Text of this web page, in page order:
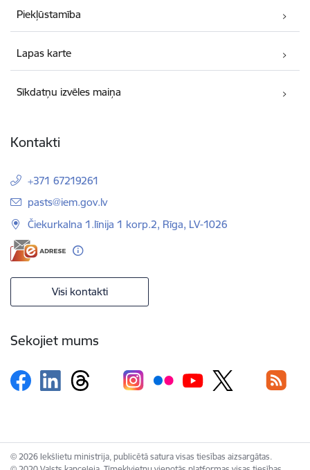
Piekļūstamība
Lapas karte
Sīkdatņu izvēles maiņa
Kontakti
+371 67219261
E-pasts:
pasts@iem.gov.lv
Čiekurkalna 1.līnija 1 korp.2, Rīga, LV-1026
Visi kontakti
Sekojiet mums
© 2026 Iekšlietu ministrija, publicētā satura visas tiesības aizsargātas.